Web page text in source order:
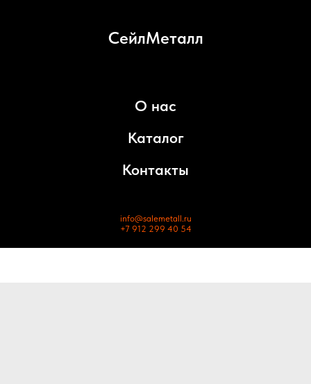
СейлМеталл
О нас
Каталог
Контакты
info@salemetall.ru
+7 912 299 40 54